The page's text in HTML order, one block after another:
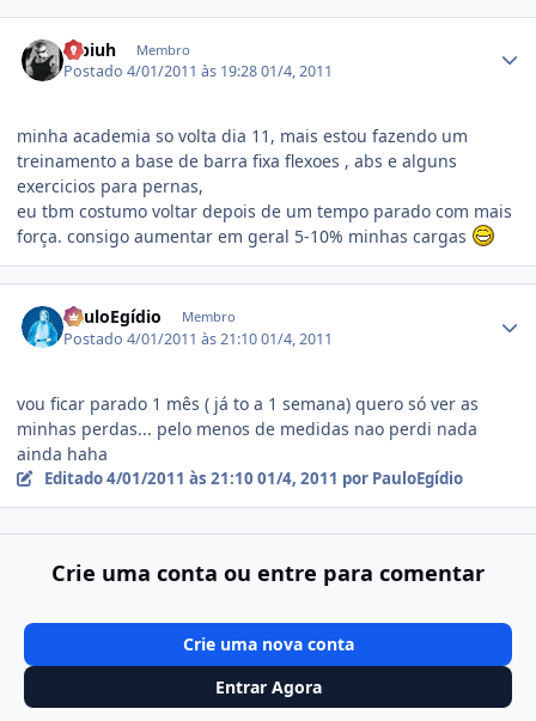
fabiuh Membro
Postado4/01/2011 às 19:2801/4, 2011
minha academia so volta dia 11, mais estou fazendo um
treinamento a base de barra fixa flexoes , abs e alguns
exercicios para pernas,
eu tbm costumo voltar depois de um tempo parado com mais
força. consigo aumentar em geral 5-10% minhas cargas
PauloEgídio Membro
Postado4/01/2011 às 21:1001/4, 2011
vou ficar parado 1 mês ( já to a 1 semana) quero só ver as
minhas perdas... pelo menos de medidas nao perdi nada
ainda haha
Editado4/01/2011 às 21:10 01/4, 2011 por PauloEgídio
Crie uma conta ou entre para comentar
Crie uma nova conta
Entrar Agora